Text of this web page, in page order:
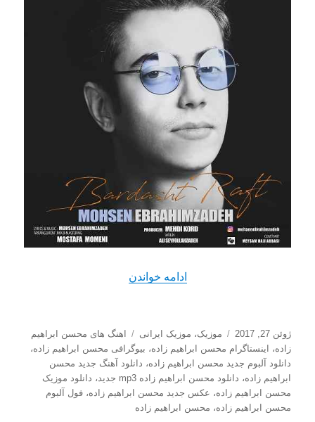
ادامه خواندن
ارسال
شده
در
ژوئن 27, 2017 دسته‌ها
موزیک، موزیک ایرانی برچسب‌ها
اهنگ های محسن ابراهیم
زاده، اینستاگرام محسن ابراهیم زاده، بیوگرافی محسن ابراهیم زاده،
دانلود آلبوم جدید محسن ابراهیم زاده، دانلود آهنگ جدید محسن
ابراهیم زاده، دانلود محسن ابراهیم زاده mp3 جدید ، دانلود موزیک
محسن ابراهیم زاده، عکس جدید محسن ابراهیم زاده،فول آلبوم
محسن ابراهیم زاده، محسن ابراهیم زاده